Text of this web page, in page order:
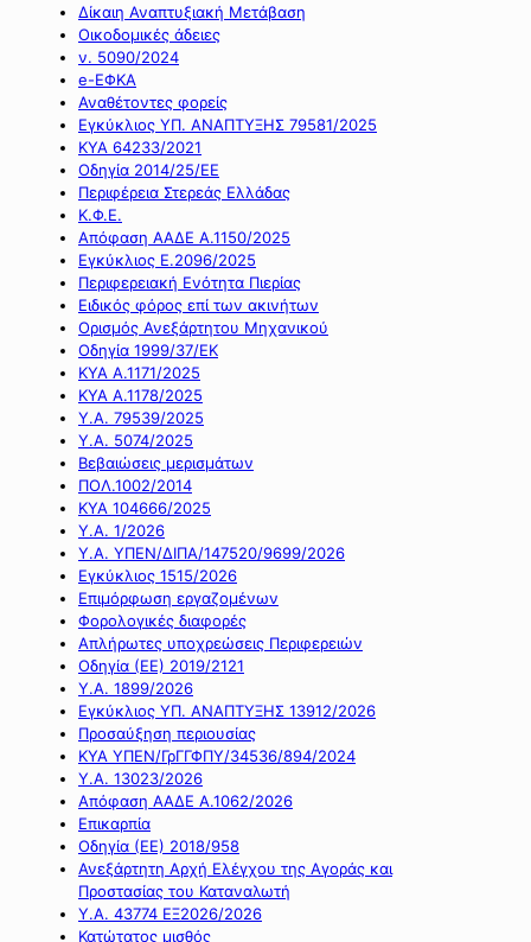
Δίκαιη Αναπτυξιακή Μετάβαση
Οικοδομικές άδειες
ν. 5090/2024
e-ΕΦΚΑ
Αναθέτοντες φορείς
Εγκύκλιος ΥΠ. ΑΝΑΠΤΥΞΗΣ 79581/2025
ΚΥΑ 64233/2021
Οδηγία 2014/25/ΕΕ
Περιφέρεια Στερεάς Ελλάδας
Κ.Φ.Ε.
Απόφαση ΑΑΔΕ Α.1150/2025
Εγκύκλιος Ε.2096/2025
Περιφερειακή Ενότητα Πιερίας
Ειδικός φόρος επί των ακινήτων
Ορισμός Ανεξάρτητου Μηχανικού
Οδηγία 1999/37/ΕΚ
ΚΥΑ Α.1171/2025
ΚΥΑ Α.1178/2025
Υ.Α. 79539/2025
Υ.Α. 5074/2025
Βεβαιώσεις μερισμάτων
ΠΟΛ.1002/2014
ΚΥΑ 104666/2025
Υ.Α. 1/2026
Υ.Α. ΥΠΕΝ/ΔΙΠΑ/147520/9699/2026
Εγκύκλιος 1515/2026
Επιμόρφωση εργαζομένων
Φορολογικές διαφορές
Απλήρωτες υποχρεώσεις Περιφερειών
Οδηγία (ΕΕ) 2019/2121
Υ.Α. 1899/2026
Εγκύκλιος ΥΠ. ΑΝΑΠΤΥΞΗΣ 13912/2026
Προσαύξηση περιουσίας
ΚΥΑ ΥΠΕΝ/ΓρΓΓΦΠΥ/34536/894/2024
Υ.Α. 13023/2026
Απόφαση ΑΑΔΕ Α.1062/2026
Επικαρπία
Οδηγία (ΕΕ) 2018/958
Ανεξάρτητη Αρχή Ελέγχου της Αγοράς και
Προστασίας του Καταναλωτή
Υ.Α. 43774 ΕΞ2026/2026
Κατώτατος μισθός